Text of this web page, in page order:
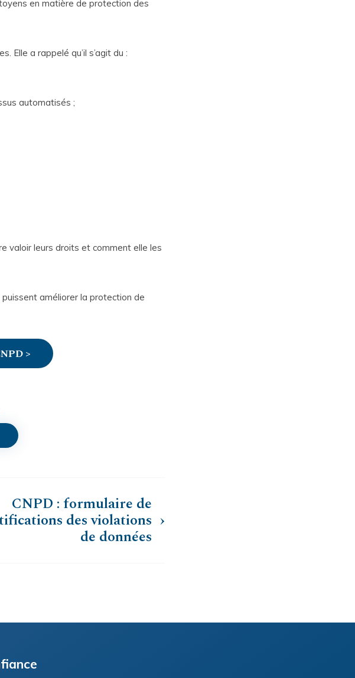
en matière de protection des
Elle a rappelé qu’il s’agit du :
automatisés ;
valoir leurs droits et comment elle les
améliorer la protection de
>
CNPD : formulaire de
des violations
de données